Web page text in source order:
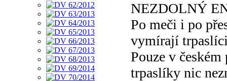
NEZDOLNÝ
Po meči i po
vymírají
Pouze v
trpaslíky nic